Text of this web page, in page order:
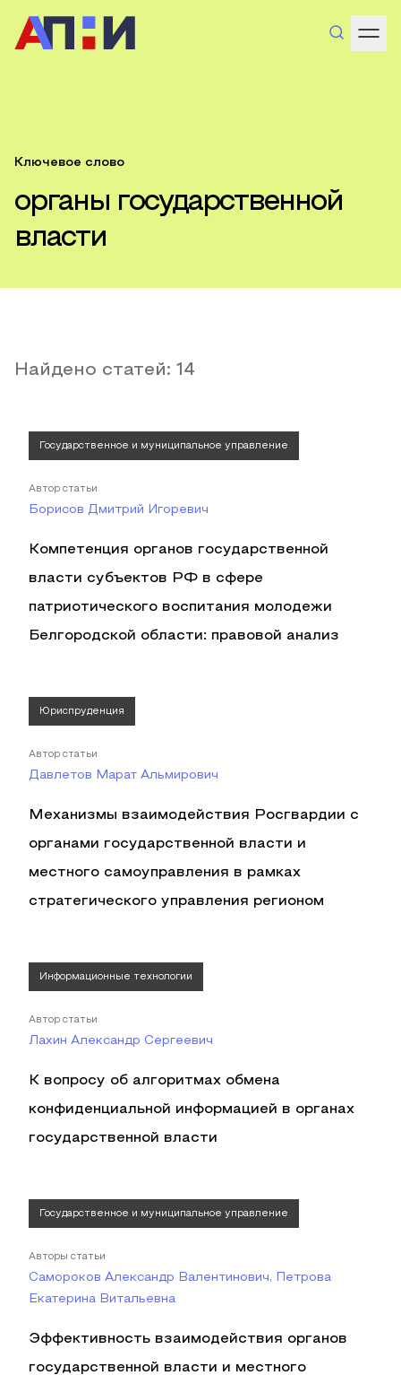
Ключевое слово
органы государственной
власти
Найдено статей: 14
Государственное и муниципальное управление
Автор статьи
Борисов Дмитрий Игоревич
Компетенция органов государственной
власти субъектов РФ в сфере
патриотического воспитания молодежи
Белгородской области: правовой анализ
Юриспруденция
Автор статьи
Давлетов Марат Альмирович
Механизмы взаимодействия Росгвардии с
органами государственной власти и
местного самоуправления в рамках
стратегического управления регионом
Информационные технологии
Автор статьи
Лахин Александр Сергеевич
К вопросу об алгоритмах обмена
конфиденциальной информацией в органах
государственной власти
Государственное и муниципальное управление
Авторы статьи
Самороков Александр Валентинович, Петрова
Екатерина Витальевна
Эффективность взаимодействия органов
государственной власти и местного